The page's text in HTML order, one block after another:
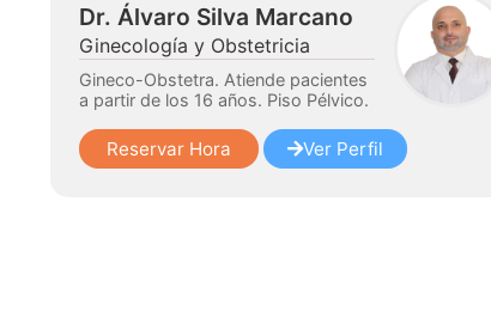
Dr. Álvaro Silva Marcano
Ginecología y Obstetricia
Gineco-Obstetra. Atiende pacientes
a partir de los 16 años. Piso Pélvico.
Reservar Hora Ver Perfil